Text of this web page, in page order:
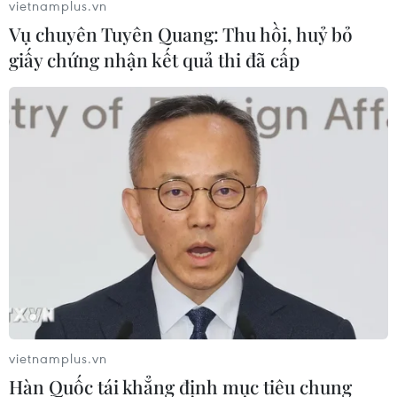
Trung Quốc: Phó tỉnh trưởng Sơn Đông
ngồi tù 14 năm vì nhận hối lộ
Khi còn là Phó Tỉnh trưởng Tỉnh Sơn Đông, Lý Tương
Khởi đã nhận khoảng 5,7 triệu USD tiền mặt và quà
tặng, đồng thời chiếm hữu một số tác phẩm hội họa
trưng bày trong Bảo tàng mỹ thuật Ngân Tọa.
vietnamplus.vn
Vụ chuyên Tuyên Quang: Thu hồi, huỷ bỏ
giấy chứng nhận kết quả thi đã cấp
vietnamplus.vn
Hàn Quốc tái khẳng định mục tiêu chung